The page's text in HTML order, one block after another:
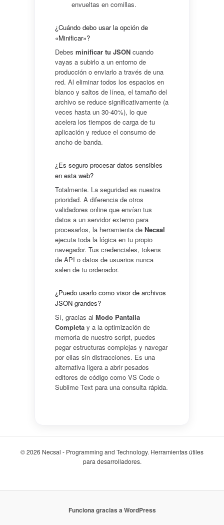
envueltas en comillas.
¿Cuándo debo usar la opción de
«Minificar»?
Debesminificar tu JSON cuando
vayas a subirlo a un entorno de
producción o enviarlo a través de una
red. Al eliminar todos los espacios en
blanco y saltos de línea, el tamaño del
archivo se reduce significativamente (a
veces hasta un 30-40%), lo que
acelera los tiempos de carga de tu
aplicación y reduce el consumo de
ancho de banda.
¿Es seguro procesar datos sensibles
en esta web?
Totalmente. La seguridad es nuestra
prioridad. A diferencia de otros
validadores online que envían tus
datos a un servidor externo para
procesarlos, la herramienta de Necsal
ejecuta toda la lógica en tu propio
navegador. Tus credenciales, tokens
de API o datos de usuarios nunca
salen de tu ordenador.
¿Puedo usarlo como visor de archivos
JSON grandes?
Sí, gracias alModo Pantalla
Completa y a la optimización de
memoria de nuestro script, puedes
pegar estructuras complejas y navegar
por ellas sin distracciones. Es una
alternativa ligera a abrir pesados
editores de código como VS Code o
Sublime Text para una consulta rápida.
© 2026 Necsal - Programming and Technology. Herramientas útiles
para desarrolladores.
Funciona gracias a WordPress